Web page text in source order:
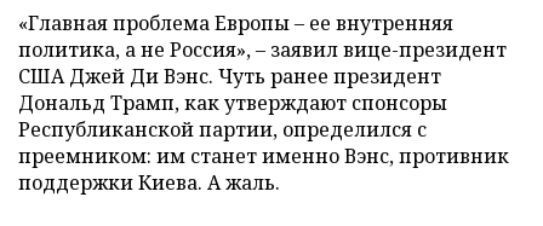
«Главная проблема Европы – ее внутренняя
политика, а не Россия», – заявил вице-президент
США Джей Ди Вэнс. Чуть ранее президент
Дональд Трамп, как утверждают спонсоры
Республиканской партии, определился с
преемником: им станет именно Вэнс, противник
поддержки Киева. А жаль.